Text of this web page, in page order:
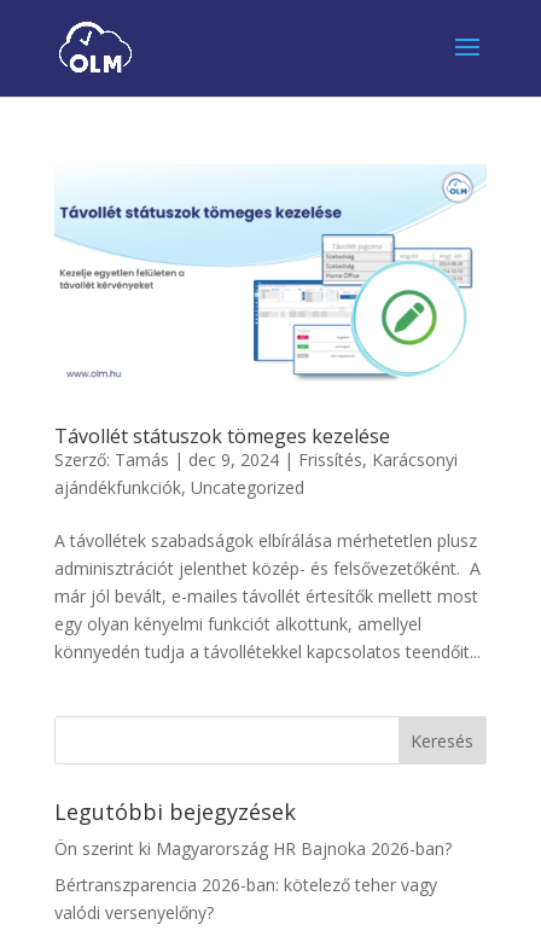
Távollét státuszok tömeges kezelése
Szerző: Tamás | dec 9, 2024| Frissítés, Karácsonyi
ajándékfunkciók, Uncategorized
A távollétek szabadságok elbírálása mérhetetlen plusz
adminisztrációt jelenthet közép- és felsővezetőként. A
már jól bevált, e-mailes távollét értesítők mellett most
egy olyan kényelmi funkciót alkottunk, amellyel
könnyedén tudja a távollétekkel kapcsolatos teendőit...
Legutóbbi bejegyzések
Ön szerint ki Magyarország HR Bajnoka 2026-ban?
Bértranszparencia 2026-ban: kötelező teher vagy
valódi versenyelőny?